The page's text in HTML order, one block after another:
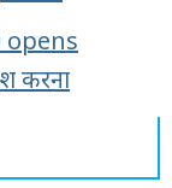
opens
करना